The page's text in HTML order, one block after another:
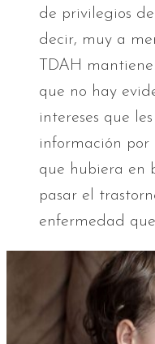
de privilegios
decir, muy a
TDAH
que no hay
intereses que
información por
que hubiera en
pasar el
enfermedad